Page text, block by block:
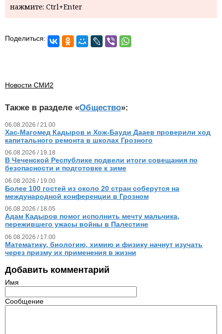
нажмите: Ctrl+Enter
Поделиться:
Новости СМИ2
Также в разделе «Общество»:
06.08.2026 / 21.00
Хас-Магомед Кадыров и Хож-Бауди Дааев проверили ход
капитального ремонта в школах Грозного
06.08.2026 / 19.18
В Чеченской Республике подвели итоги совещания по
безопасности и подготовке к зиме
06.08.2026 / 19.00
Более 100 гостей из около 20 стран соберутся на
международной конференции в Грозном
06.08.2026 / 18.05
Адам Кадыров помог исполнить мечту мальчика,
пережившего ужасы войны в Палестине
06.08.2026 / 17.00
Математику, биологию, химию и физику начнут изучать
через призму их применения в жизни
Добавить комментарий
Имя
Сообщение